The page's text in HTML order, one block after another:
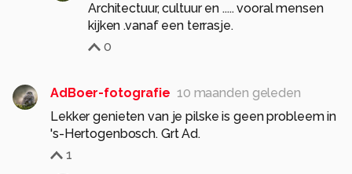
Architectuur, cultuur en ..... vooral mensen
kijken .vanaf een terrasje.
0
AdBoer-fotografie 10 maanden geleden
Lekker genieten van je pilske is geen probleem in
's-Hertogenbosch. Grt Ad.
1